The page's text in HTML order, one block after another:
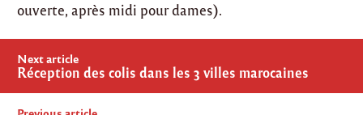
ouverte, après midi pour dames).
Post
navigation
Previous article
Next article
Réception des colis dans les 3 villes marocaines